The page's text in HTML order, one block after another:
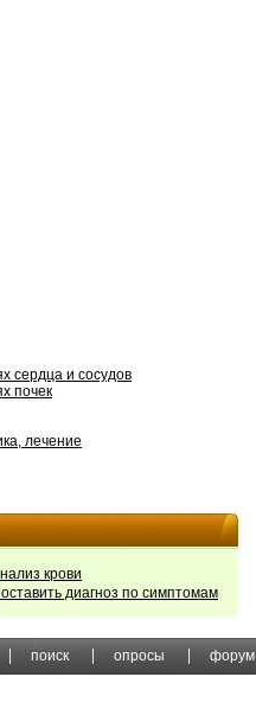
сердца и сосудов
почек
лечение
крови
диагноз по симптомам
поиск опросы форум